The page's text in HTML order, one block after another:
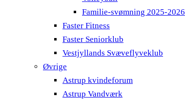
Familie-svømning 2025-2026
Faster Fitness
Faster Seniorklub
Vestjyllands Svæveflyveklub
Øvrige
Astrup kvindeforum
Astrup Vandværk